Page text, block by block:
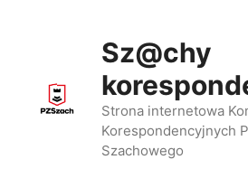
Sz@chy
Strona internetowa
Korespondencyjnych
Szachowego